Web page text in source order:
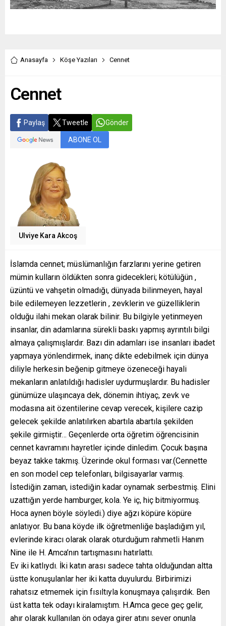
Anasayfa Köşe Yazıları Cennet
Cennet
Paylaş Tweetle Gönder
ABONE OL
Ulviye Kara Akcoş
İslamda cennet; müslümanlığın farzlarını yerine getiren
mümin kulların öldükten sonra gidecekleri; kötülüğün ,
üzüntü ve vahşetin olmadığı, dünyada bilinmeyen, hayal
bile edilemeyen lezzetlerin , zevklerin ve güzelliklerin
olduğu ilahi mekan olarak bilinir. Bu bilgiyle yetinmeyen
insanlar, din adamlarına sürekli baskı yapmış ayrıntılı bilgi
almaya çalışmışlardır. Bazı din adamları ise insanları ibadet
yapmaya yönlendirmek, inanç dikte edebilmek için dünya
diliyle herkesin beğenip gitmeye özeneceği hayali
mekanların anlatıldığı hadisler uydurmuşlardır. Bu hadisler
günümüze ulaşıncaya dek, dönemin ihtiyaç, zevk ve
modasına ait özentilerine cevap verecek, kişilere cazip
gelecek şekilde anlatılırken abartıla abartıla şekilden
şekile girmiştir… Geçenlerde orta öğretim öğrencisinin
cennet kavramını hayretler içinde dinledim. Çocuk başına
beyaz takke takmış. Üzerinde okul forması var.(Cennette
en son model cep telefonları, bilgisayarlar varmış.
İstediğin zaman, istediğin kadar oynamak serbestmiş. Elini
uzattığın yerde hamburger, kola. Ye iç, hiç bitmiyormuş.
Hoca aynen böyle söyledi.) diye ağzı köpüre köpüre
anlatıyor. Bu bana köyde ilk öğretmenliğe başladığım yıl,
evlerinde kiracı olarak olarak oturduğum rahmetli Hanım
Nine ile H. Amca’nın tartışmasını hatırlattı.
Ev iki katlıydı. İki katın arası sadece tahta olduğundan altta
üstte konuşulanlar her iki katta duyulurdu. Birbirimizi
rahatsız etmemek için fısıltıyla konuşmaya çalışırdık. Ben
üst katta tek odayı kiralamıştım. H.Amca gece geç gelir,
ahır olarak kullanılan ön odaya girer atını sever onunla